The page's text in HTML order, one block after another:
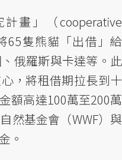
畫」（cooperative
65隻熊貓「出借」給
俄羅斯與卡達等。此
，將租借期拉長到十
額高達100萬至200萬
然基金會（WWF）與
。